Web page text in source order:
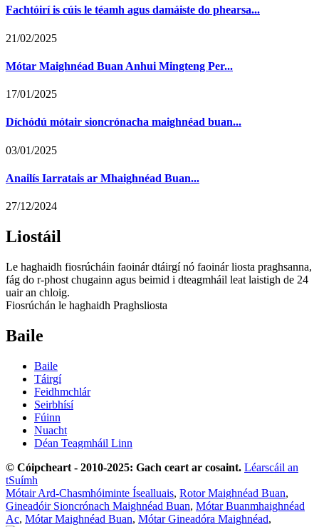
Fachtóirí is cúis le téamh agus damáiste do phearsa...
21/02/2025
Mótar Maighnéad Buan Anhui Mingteng Per...
17/01/2025
Díchódú mótair sioncrónacha maighnéad buan...
03/01/2025
Anailís Iarratais ar Mhaighnéad Buan...
27/12/2024
Liostáil
Le haghaidh fiosrúcháin faoinár dtáirgí nó faoinár liosta praghsanna,
fág do r-phost chugainn agus beimid i dteagmháil leat laistigh de 24
uair an chloig.
Fiosrúchán le haghaidh Praghsliosta
Baile
Baile
Táirgí
Feidhmchlár
Seirbhísí
Fúinn
Nuacht
Déan Teagmháil Linn
© Cóipcheart - 2010-2025: Gach ceart ar cosaint. Léarscáil an
tSuímh
Mótair Ard-Chasmhóiminte Ísealluais, Rotor Maighnéad Buan,
Gineadóir Sioncrónach Maighnéad Buan, Mótar Buanmhaighnéad
Ac, Mótar Maighnéad Buan, Mótar Gineadóra Maighnéad,